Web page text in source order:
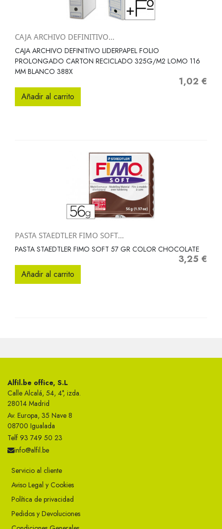
CAJA ARCHIVO DEFINITIVO...
CAJA ARCHIVO DEFINITIVO LIDERPAPEL FOLIO
PROLONGADO CARTON RECICLADO 325G/M2 LOMO 116
MM BLANCO 388X
Precio
1,02 €
Añadir al carrito
PASTA STAEDTLER FIMO SOFT...
PASTA STAEDTLER FIMO SOFT 57 GR COLOR CHOCOLATE
Precio
3,25 €
Añadir al carrito
Alfil.be office, S.L
Calle Alcalá, 54, 4°, izda.
28014 Madrid
Av. Europa, 35 Nave 8
08700 Igualada
Telf 93 749 50 23
info@alfil.be
Servicio al cliente
Aviso Legal y Cookies
Política de privacidad
Pedidos y Devoluciones